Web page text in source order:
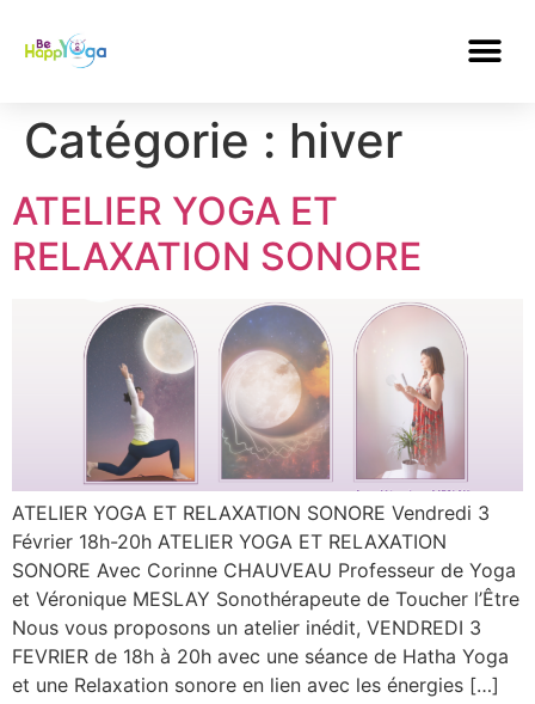
Catégorie : hiver
ATELIER YOGA ET
RELAXATION SONORE
ATELIER YOGA ET RELAXATION SONORE Vendredi 3
Février 18h-20h ATELIER YOGA ET RELAXATION
SONORE Avec Corinne CHAUVEAU Professeur de Yoga
et Véronique MESLAY Sonothérapeute de Toucher l’Être
Nous vous proposons un atelier inédit, VENDREDI 3
FEVRIER de 18h à 20h avec une séance de Hatha Yoga
et une Relaxation sonore en lien avec les énergies […]